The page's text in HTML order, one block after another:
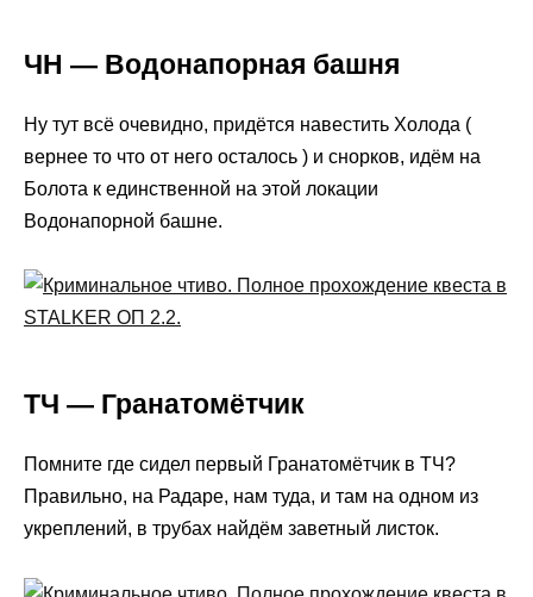
ЧН — Водонапорная башня
Ну тут всё очевидно, придётся навестить Холода (
вернее то что от него осталось ) и снорков, идём на
Болота к единственной на этой локации
Водонапорной башне.
ТЧ — Гранатомётчик
Помните где сидел первый Гранатомётчик в ТЧ?
Правильно, на Радаре, нам туда, и там на одном из
укреплений, в трубах найдём заветный листок.